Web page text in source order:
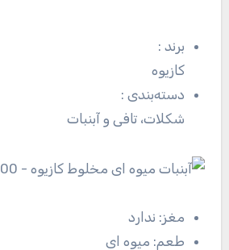
برند :
کازیوه
دسته‌بندی :
شکلات، تافی و آبنبات
مغز: ندارد
طعم: میوه ای